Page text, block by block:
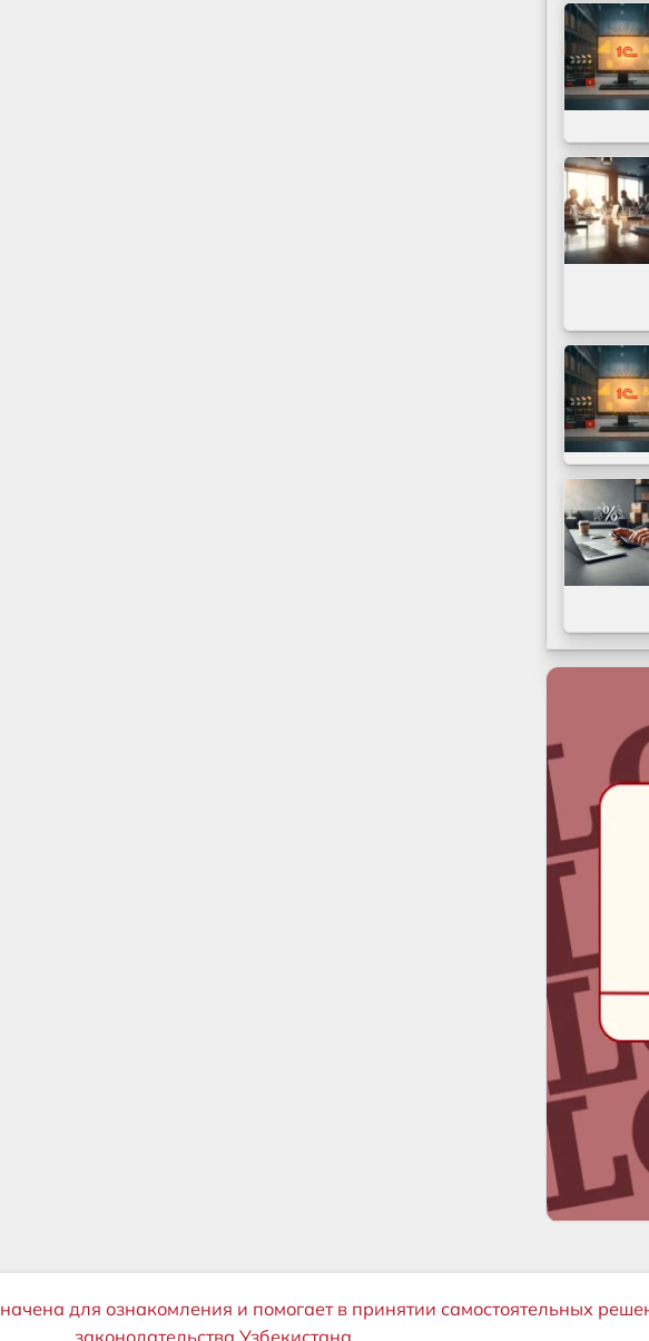
для ознакомления и помогает в принятии самостоятельных
законодательства Узбекистана.